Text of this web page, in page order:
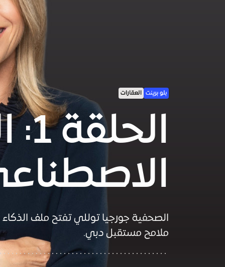
بلو برينت العقارات
الصحفية جورجيا توللي تفتح ملف
ملامح مستقبل دبي.